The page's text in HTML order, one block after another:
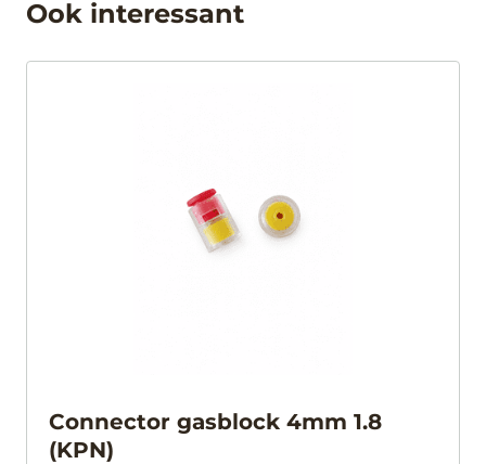
Ook interessant
Connector gasblock 4mm 1.8
(KPN)